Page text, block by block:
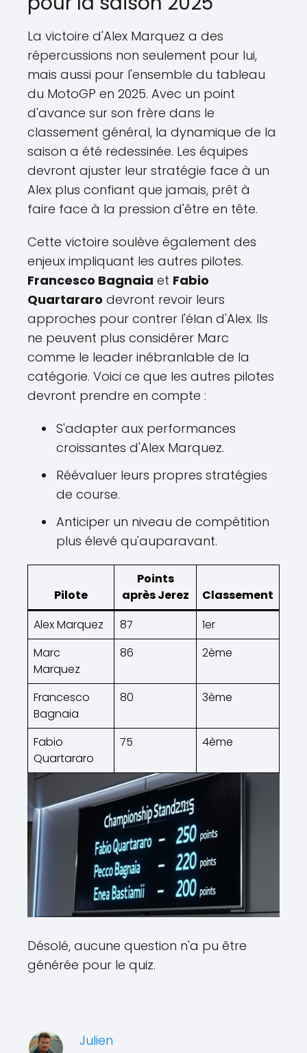
La victoire d'Alex Marquez a des
répercussions non seulement pour lui,
mais aussi pour l'ensemble du tableau
du MotoGP en 2025. Avec un point
d'avance sur son frère dans le
classement général, la dynamique de la
saison a été redessinée. Les équipes
devront ajuster leur stratégie face à un
Alex plus confiant que jamais, prêt à
faire face à la pression d'être en tête.
Cette victoire soulève également des
enjeux impliquant les autres pilotes.
Francesco Bagnaia et Fabio
Quartararo devront revoir leurs
approches pour contrer l'élan d'Alex. Ils
ne peuvent plus considérer Marc
comme le leader inébranlable de la
catégorie. Voici ce que les autres pilotes
devront prendre en compte :
S'adapter aux performances
croissantes d'Alex Marquez.
Réévaluer leurs propres stratégies
de course.
Anticiper un niveau de compétition
plus élevé qu'auparavant.
Pilote
Points
après Jerez
Classement
Alex Marquez
87
1er
Marc
Marquez
86 2ème
Francesco
Bagnaia
80 3ème
Fabio
Quartararo
75 4ème
Désolé, aucune question n'a pu être
générée pour le quiz.
Julien